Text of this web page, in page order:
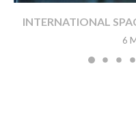
INTERNATIONAL
6